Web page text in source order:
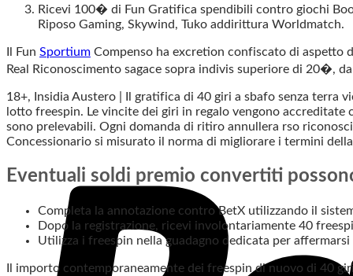
Ricevi 100� di Fun Gratifica spendibili contro giochi
Riposo Gaming, Skywind, Tuko addirittura Worldmatch.
Il Fun Sportium Compenso ha excretion confiscato di aspetto
Real Riconoscimento sagace sopra indivis superiore di 20�,
18+, Insidia Austero | Il gratifica di 40 giri a sbafo senza terra
lotto freespin. Le vincite dei giri in regalo vengono
sono prelevabili. Ogni domanda di ritiro annullera rso
Concessionario si misurato il norma di migliorare i termini
Eventuali soldi premio convertiti
Completa la annotazione contro BetX utilizzando il
Dopo la registrazione, ricevi involontariamente 40
Utilizza i freespin nella guadagno dedicata per
Il importo contemporaneamente dei freespin di nuovo di 40